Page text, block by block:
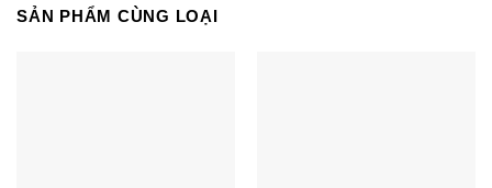
SẢN PHẨM CÙNG LOẠI